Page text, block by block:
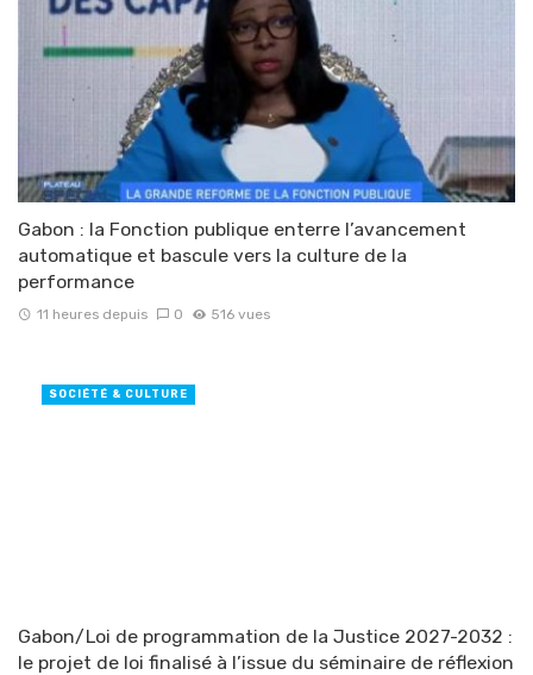
Gabon : la Fonction publique enterre l’avancement
automatique et bascule vers la culture de la
performance
11 heures depuis 0 516 vues
Gabon/Loi de programmation de la Justice 2027-2032 :
le projet de loi finalisé à l’issue du séminaire de réflexion
SOCIÉTÉ & CULTURE